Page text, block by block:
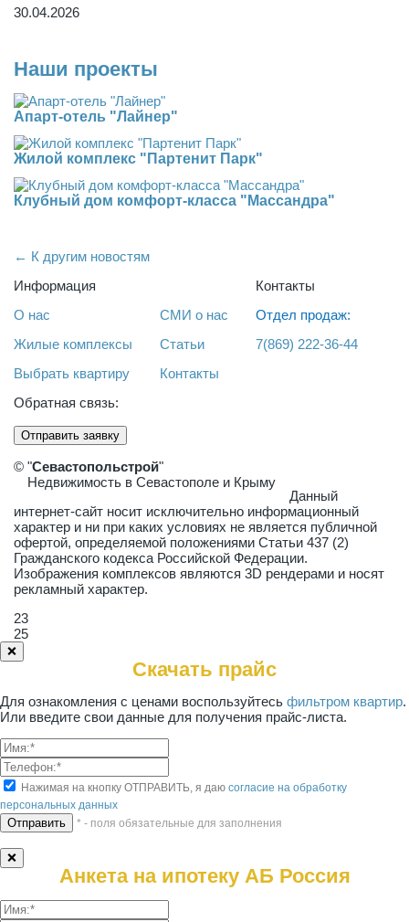
30.04.2026
Наши проекты
Апарт-отель "Лайнер"
Жилой комплекс "Партенит Парк"
Клубный дом комфорт-класса "Массандра"
← К другим новостям
Информация
О нас
Жилые комплексы
Выбрать квартиру
СМИ о нас
Статьи
Контакты
Контакты
Отдел продаж:
7(869) 222-36-44
Обратная связь:
Отправить заявку
© "Севастопольстрой"
Недвижимость в Севастополе и Крыму
Данный
интернет-сайт носит исключительно информационный
характер и ни при каких условиях не является публичной
офертой, определяемой положениями Статьи 437 (2)
Гражданского кодекса Российской Федерации.
Изображения комплексов являются 3D рендерами и носят
рекламный характер.
23
25
❌
Скачать прайс
Для ознакомления с ценами воспользуйтесь фильтром квартир.
Или введите свои данные для получения прайс-листа.
Нажимая на кнопку ОТПРАВИТЬ, я даю согласие на обработку
персональных данных
* - поля обязательные для заполнения
❌
Анкета на ипотеку АБ Россия